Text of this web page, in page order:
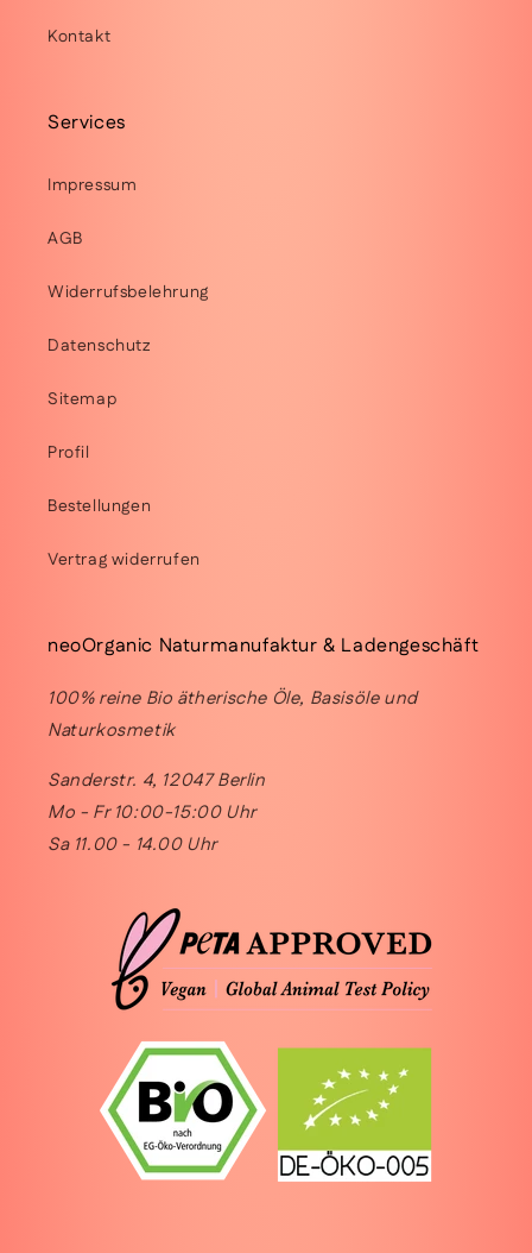
Kontakt
Services
Impressum
AGB
Widerrufsbelehrung
Datenschutz
Sitemap
Profil
Bestellungen
Vertrag widerrufen
neoOrganic Naturmanufaktur & Ladengeschäft
100% reine Bio ätherische Öle, Basisöle und
Naturkosmetik
Sanderstr. 4, 12047 Berlin
Mo - Fr 10:00-15:00 Uhr
Sa 11.00 - 14.00 Uhr